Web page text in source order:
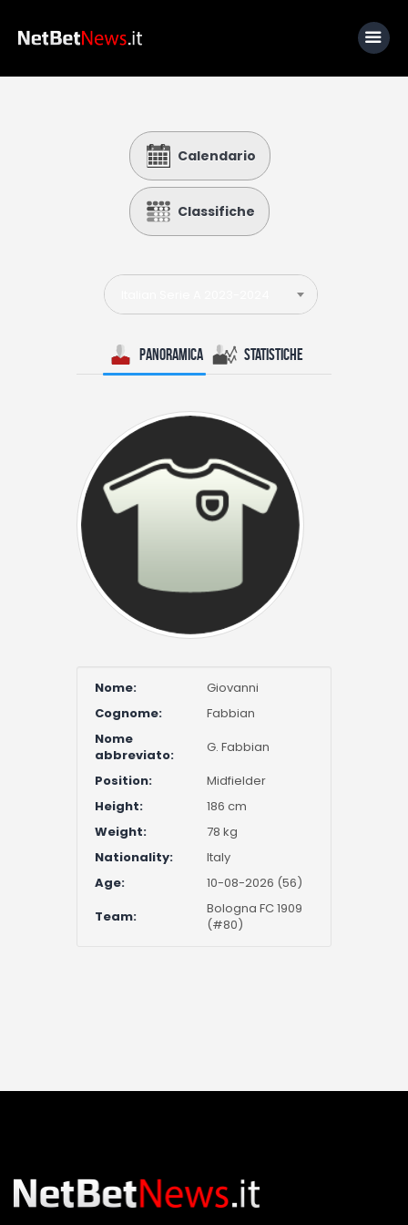
Calcio
Basket
Tennis
Lo Sapevi Che
I consigli di Giulia
Calendario
Classifiche
Panoramica Statistiche
Nome:
Giovanni
Cognome:
Fabbian
Nome
abbreviato:
G. Fabbian
Position:
Midfielder
Height:
186 cm
Weight:
78 kg
Nationality:
Italy
Age:
10-08-2026 (56)
Team:
Bologna FC 1909
(#80)